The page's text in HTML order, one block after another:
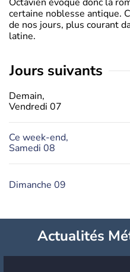
certaine noblesse antique.
de nos jours, plus courant
latine.
jours suivants
Demain,
Vendredi 07
Ce week-end,
Samedi 08
Dimanche 09
Actualités